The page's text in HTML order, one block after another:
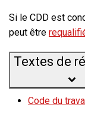
Si le CDD est
peut être
Textes de
Code du